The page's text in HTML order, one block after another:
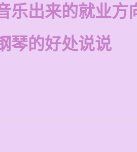
乐出来的就业方
琴的好处说说